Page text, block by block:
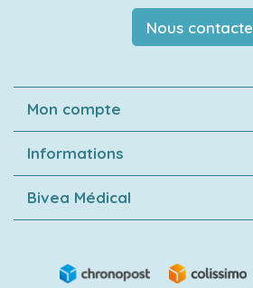
Nous
Mon compte
Informations
Bivea Médical